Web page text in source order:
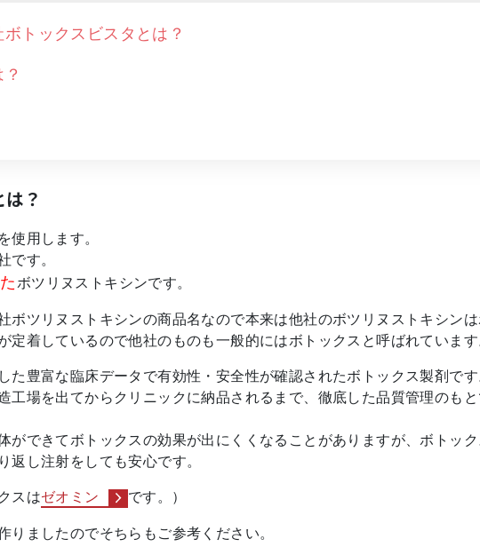
トックスビスタとは？
？
用します。
す。
ボツリヌストキシンです。
ボツリヌストキシンの商品名なので本来は他社のボツリヌストキシン
着しているので他社のものも一般的にはボトックスと呼ばれています
豊富な臨床データで有効性・安全性が確認されたボトックス製剤です
工場を出てからクリニックに納品されるまで、徹底した品質管理のも
できてボトックスの効果が出にくくなることがありますが、ボトック
し注射をしても安心です。
スはゼオミン
でです。）
ましたのでそちらもご参考ください。